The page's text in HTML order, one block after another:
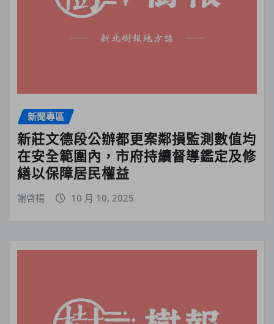
新聞專區
新莊文德段公辦都更案鄰損監測數值均
在安全範圍內，市府持續督導鑑定及修
繕以保障居民權益
謝啓楊 10 月 10, 2025